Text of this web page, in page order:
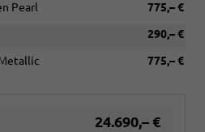
775,– €
Pearl
290,– €
775,– €
24.690,– €